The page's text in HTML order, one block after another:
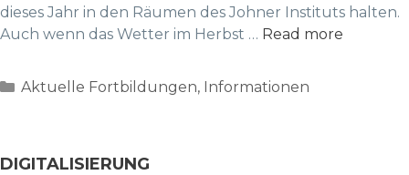
dieses Jahr in den Räumen des Johner Instituts halten.
Auch wenn das Wetter im Herbst … Read more
Categories
Aktuelle Fortbildungen, Informationen
DIGITALISIERUNG